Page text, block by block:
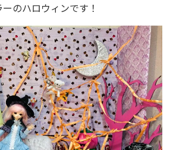
のハロウィンです！